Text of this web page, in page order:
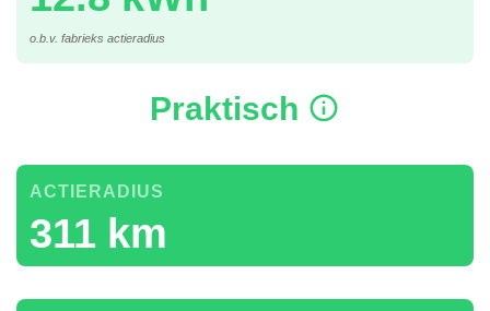
o.b.v. fabrieks actieradius
Praktisch
311 km
ACTIERADIUS